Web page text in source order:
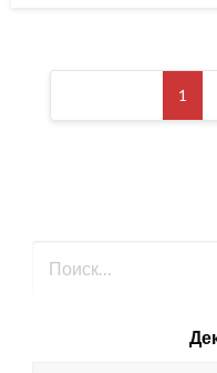
Навигация
записям
1